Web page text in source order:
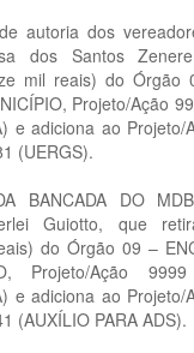
autoria dos
dos Santos
mil reais) do Órgão
Projeto/Ação
e adiciona ao Projeto/
(UERGS).
BANCADA DO
Guiotto, que
do Órgão 09 –
Projeto/Ação
e adiciona ao Projeto/
(AUXÍLIO PARA ADS).